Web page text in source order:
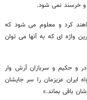
خرسند نمی شود.
کرد و معلوم می شود که
واژه ای که به آنها می توان
و حکیم و سربازان آرش وار
عزیزمان را سر جایشان
باقی بماند.»